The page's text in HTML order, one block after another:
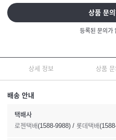
상품 문의
등록된 문의가
상세 정보 상품 문
배송 안내
택배사
로젠택배(1588-9988) / 롯데택배